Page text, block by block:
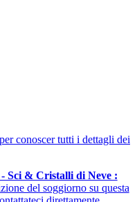
conoscer tutti i dettagli dei
Sci & Cristalli di Neve :
del soggiorno su questa